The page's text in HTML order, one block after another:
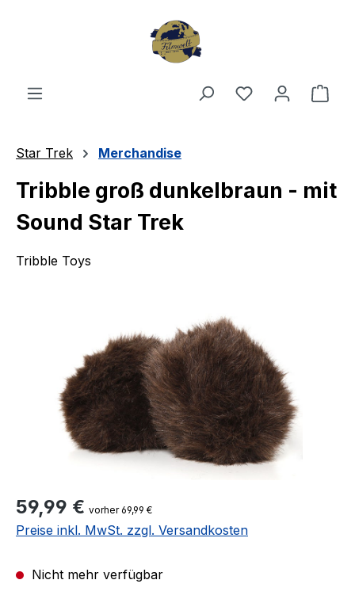
Du hast 0
Star Trek Merchandise
Tribble groß dunkelbraun - mit
Sound Star Trek
Tribble Toys
Regulärer Preis:
59,99 € vorher 69,99 €
Preise inkl. MwSt. zzgl. Versandkosten
Nicht mehr verfügbar